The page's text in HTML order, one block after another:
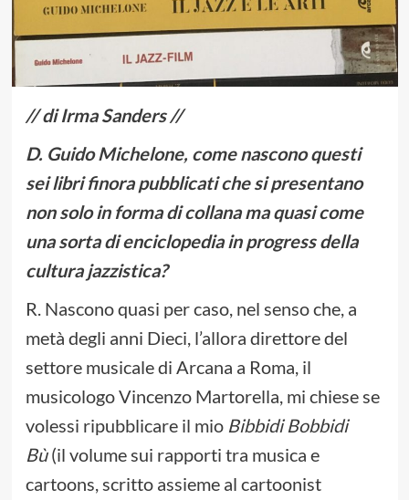
// di Irma Sanders //
D. Guido Michelone, come nascono questi
sei libri finora pubblicati che si presentano
non solo in forma di collana ma quasi come
una sorta di enciclopedia in progress della
cultura jazzistica?
R. Nascono quasi per caso, nel senso che, a
metà degli anni Dieci, l’allora direttore del
settore musicale di Arcana a Roma, il
musicologo Vincenzo Martorella, mi chiese se
volessi ripubblicare il mio Bibbidi Bobbidi
Bù(il volume sui rapporti tra musica e
cartoons, scritto assieme al cartoonist